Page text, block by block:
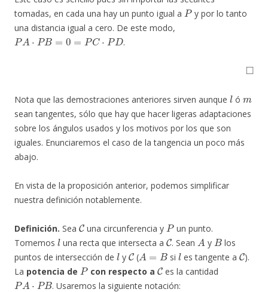
tomadas, en cada una hay un punto igual a
P
y por lo tanto
una distancia igual a cero. De este modo,
PA⋅ PB=0=PC⋅PD
.
◻
Nota que las demostraciones anteriores sirven aunque
l
ó
sean tangentes, sólo que hay que hacer ligeras adaptaciones
sobre los ángulos usados y los motivos por los que son
iguales. Enunciaremos el caso de la tangencia un poco más
abajo.
En vista de la proposición anterior, podemos simplificar
nuestra definición notablemente.
Definición. Sea
C
una circunferencia y
P
un punto.
Tomemos
l
una recta que intersecta a
C
. Sean
A
y
B
los
puntos de intersección de
l
y
C
(
A=B
si
l
es tangente a
C
).
La potencia de
P
con respecto a
C
es la cantidad
PA ⋅PB
. Usaremos la siguiente notación: